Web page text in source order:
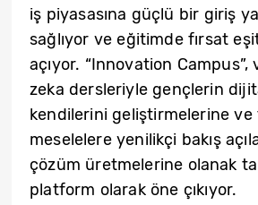
iş piyasasına güçlü bir giriş
sağlıyor ve eğitimde fırsat
açıyor. “Innovation
zeka dersleriyle gençlerin
kendilerini geliştirmelerine ve
meselelere yenilikçi bakış
çözüm üretmelerine olanak
platform olarak öne çıkıyor.